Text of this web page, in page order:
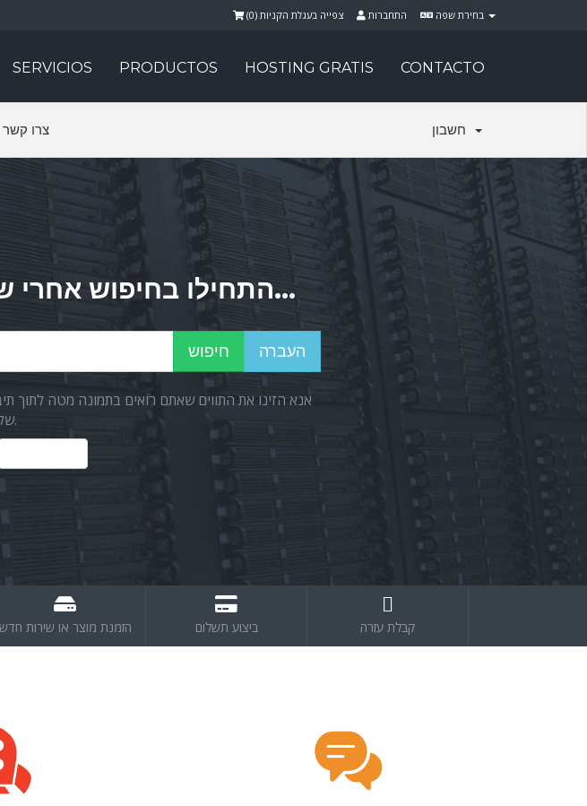
התחברות צפייה בעגלת הקניות (0
)
SERVICIOS PRODUCTOS HOSTING GRATIS CONTACTO
צרו קשר
התחילו בחיפוש אחרי שם הדומיין המושלם עבורכם...
אנא הזינו את התווים שאתם רואים בתמונה מטה לתוך
שלא לצורך.
הזמנת מוצר או שירות חדש ביצוע תשלום קבלת עזרה